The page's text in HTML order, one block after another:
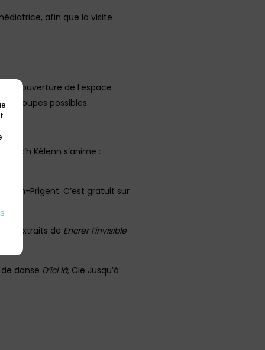
afin que la visite
d’ouverture de l’espace
groupes possibles.
Kélenn s’anime :
Prigent. C’est gratuit sur
extraits de Encrer l’invisible
danse D’ici là, Cie Jusqu’à